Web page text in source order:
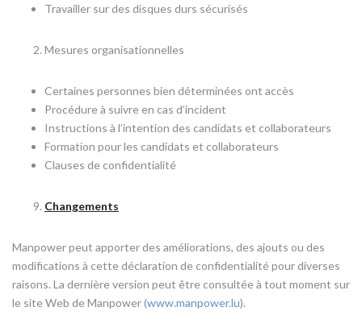
Travailler sur des disques durs sécurisés
Mesures organisationnelles
Certaines personnes bien déterminées ont accès
Procédure à suivre en cas d’incident
Instructions à l’intention des candidats et collaborateurs
Formation pour les candidats et collaborateurs
Clauses de confidentialité
Changements
Manpower peut apporter des améliorations, des ajouts ou des
modifications à cette déclaration de confidentialité pour diverses
raisons. La dernière version peut être consultée à tout moment sur
le site Web de Manpower(www.manpower.lu).